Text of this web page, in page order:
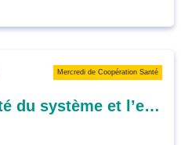
Mercredi de Coopération Santé
Comment concilier la soutenabilité du système et l’efficience des dépenses dans l’accès aux soins : la question du financement ?